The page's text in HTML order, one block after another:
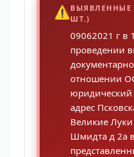
⚠️ВЫЯВЛЕННЫЕ
ШТ.)
09062021 г в
проведении
отношении
юридический
адрес
Великие
Шмидта д 2а